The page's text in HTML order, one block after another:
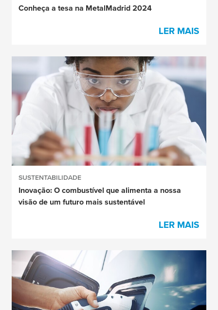
Conheça a tesa na MetalMadrid 2024
LER MAIS
SUSTENTABILIDADE
Inovação: O combustível que alimenta a nossa
visão de um futuro mais sustentável
LER MAIS